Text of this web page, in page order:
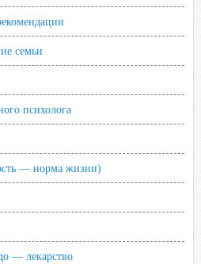
семьи
психолога
— норма жизни)
— лекарство